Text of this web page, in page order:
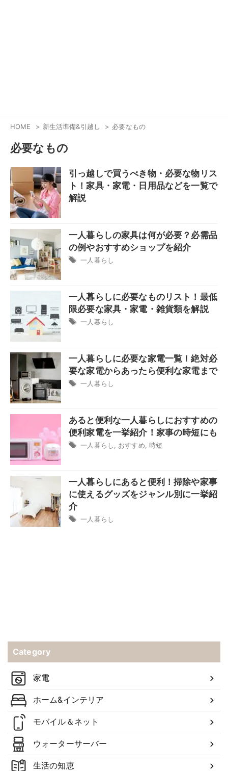
HOME 新生活準備&引越し 必要なもの
必要なもの
引っ越しで買うべき物・必要な物リス
ト！家具・家電・日用品などを一覧で
解説
一人暮らしの家具は何が必要？必需品
の例やおすすめショップを紹介
一人暮らし
一人暮らしに必要なものリスト！最低
限必要な家具・家電・雑貨類を解説
一人暮らし
一人暮らしに必要な家電一覧！絶対必
要な家電からあったら便利な家電まで
一人暮らし
あると便利な一人暮らしにおすすめの
便利家電を一挙紹介！家事の時短にも
一人暮らし おすすめ 時短
一人暮らしにあると便利！掃除や家事
に使えるグッズをジャンル別に一挙紹
介
一人暮らし
Category
家電
ホーム&インテリア
モバイル＆ネット
ウォーターサーバー
生活の知恵